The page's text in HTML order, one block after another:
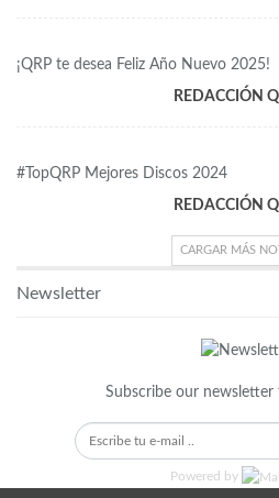
¡QRP te desea Feliz Año Nuevo 2025!
#TopQRP Mejores Discos 2024
CARGAR MÁS
Newsletter
Subscribe our newsletter
Powered by